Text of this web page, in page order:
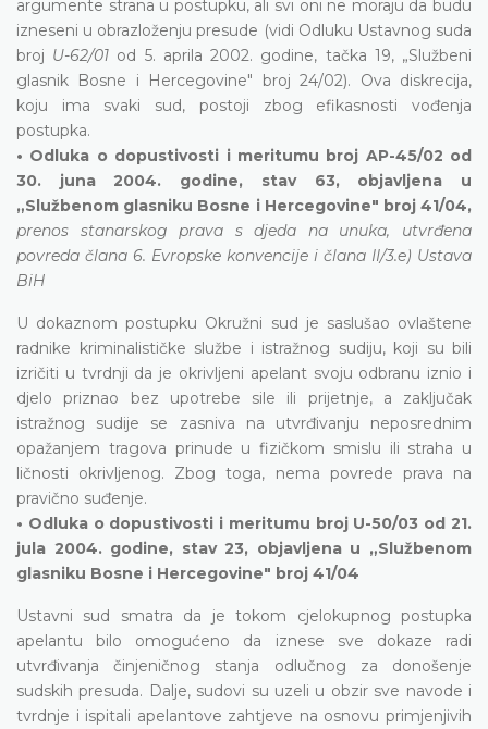
argumente strana u postupku, ali svi oni ne moraju da budu
izneseni u obrazloženju presude (vidi Odluku Ustavnog suda
broj U-62/01 od 5. aprila 2002. godine, tačka 19, „Službeni
glasnik Bosne i Hercegovine" broj 24/02). Ova diskrecija,
koju ima svaki sud, postoji zbog efikasnosti vođenja
postupka.
• Odluka o dopustivosti i meritumu broj AP-45/02 od
30. juna 2004. godine, stav 63, objavljena u
„Službenom glasniku Bosne i Hercegovine" broj 41/04,
prenos stanarskog prava s djeda na unuka, utvrđena
povreda člana 6. Evropske konvencije i člana II/3.e) Ustava
BiH
U dokaznom postupku Okružni sud je saslušao ovlaštene
radnike kriminalističke službe i istražnog sudiju, koji su bili
izričiti u tvrdnji da je okrivljeni apelant svoju odbranu iznio i
djelo priznao bez upotrebe sile ili prijetnje, a zaključak
istražnog sudije se zasniva na utvrđivanju neposrednim
opažanjem tragova prinude u fizičkom smislu ili straha u
ličnosti okrivljenog. Zbog toga, nema povrede prava na
pravično suđenje.
• Odluka o dopustivosti i meritumu broj U-50/03 od 21.
jula 2004. godine, stav 23, objavljena u „Službenom
glasniku Bosne i Hercegovine" broj 41/04
Ustavni sud smatra da je tokom cjelokupnog postupka
apelantu bilo omogućeno da iznese sve dokaze radi
utvrđivanja činjeničnog stanja odlučnog za donošenje
sudskih presuda. Dalje, sudovi su uzeli u obzir sve navode i
tvrdnje i ispitali apelantove zahtjeve na osnovu primjenjivih